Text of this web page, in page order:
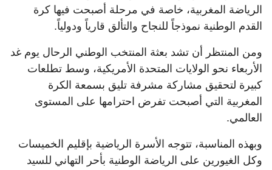
الرياضة المغربية، خاصة في مرحلة أصبحت فيها كرة
القدم الوطنية نموذجاً للنجاح والتألق قارياً ودولياً.
ومن المنتظر أن تشد بعثة المنتخب الوطني الرحال يوم غد
الأربعاء نحو الولايات المتحدة الأمريكية، وسط تطلعات
كبيرة لتحقيق مشاركة مشرفة تليق بسمعة الكرة
المغربية التي أصبحت تفرض احترامها على المستوى
العالمي.
وبهذه المناسبة، تتوجه الأسرة الرياضية بإقليم الخميسات
وكل الغيورين على الرياضة الوطنية بأحر التهاني للسيد